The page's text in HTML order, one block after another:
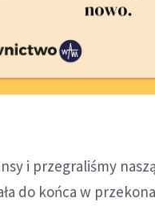
i przegraliśmy
do końca w